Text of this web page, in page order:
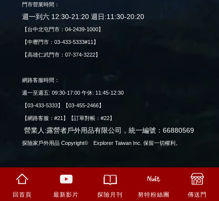
回首頁 最新影片 探險月刊 努特粉絲團 傳送門
門市營業時間：
週一到六 12:30-21:20 週日:11:30-20:20
【台中北屯門市：04-2439-1000】
【中壢門市：03-433-5333#11】
【高雄仁武門市：07-374-3222】
網路客服時間：
週一至週五: 09:30-17:00 午休: 11:45-12:30
【03-433-5333】【03-455-2466】
【網路客服：#21】【訂單對帳：#22】
營業人:露營者戶外用品有限公司，統一編號：66880569
探險家戶外用品 Copyright© Explorer Taiwan Inc. 保留一切權利。